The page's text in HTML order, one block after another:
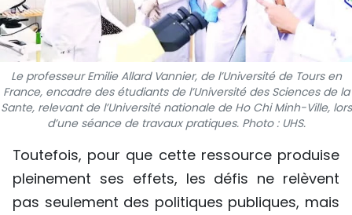
INFOGRAPHIE
PHOTO
VIDÉO
À PROPOS DU "PEUPLE"
TIẾNG VIỆT
Le professeur Emilie Allard Vannier, de l’Université de Tours en
France, encadre des étudiants de l’Université des Sciences de la
Sante, relevant de l’Université nationale de Ho Chi Minh-Ville, lors
d’une séance de travaux pratiques. Photo : UHS.
Toutefois, pour que cette ressource produise
pleinement ses effets, les défis ne relèvent
pas seulement des politiques publiques, mais